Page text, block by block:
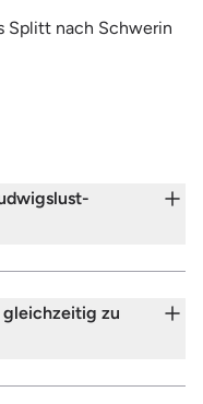
Splitt nach Schwerin
zu